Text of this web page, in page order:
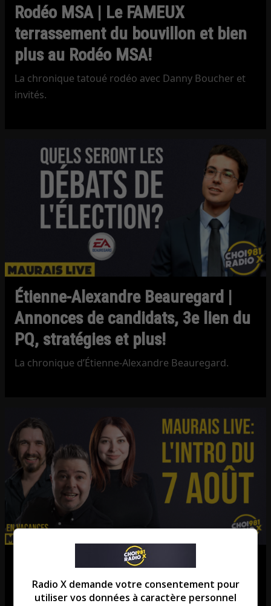
Rodéo MSA | Le FAMEUX
terrassement du bouvillon et bien
plus au Rodéo MSA!
La chronique tatoué rodéo avec Danny Boucher et
invités.
Étienne-Alexandre Beauregard |
Annonces de candidats, 3e lien du
PQ, stratégies et plus!
La chronique d’Étienne-Alexandre Beauregard.
L’introduction | La course est
officiellement lancée!
Radio X demande votre consentement pour
utiliser vos données à caractère personnel